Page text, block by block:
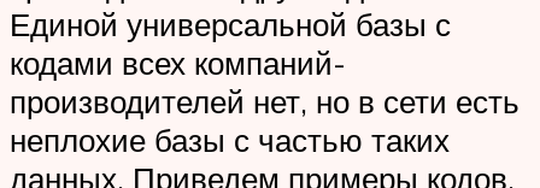
Единой универсальной базы с
кодами всех компаний-
производителей нет, но в сети есть
неплохие базы с частью таких
данных. Приведем примеры кодов.